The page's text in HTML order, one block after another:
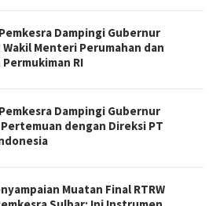
Dampingi Gubernur
Menteri Perumahan dan
Permukiman RI
Dampingi Gubernur
dengan Direksi PT
Muatan Final RTRW